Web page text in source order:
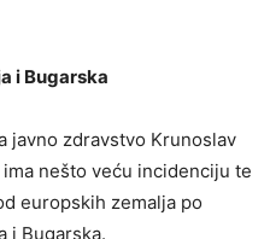
i Bugarska
javno zdravstvo Krunoslav
nešto veću incidenciju te
europskih zemalja po
i Bugarska.